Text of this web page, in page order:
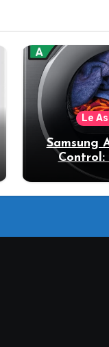
Le
Samsung
Control: